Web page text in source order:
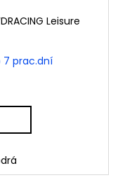
Leisure
7 prac.dní